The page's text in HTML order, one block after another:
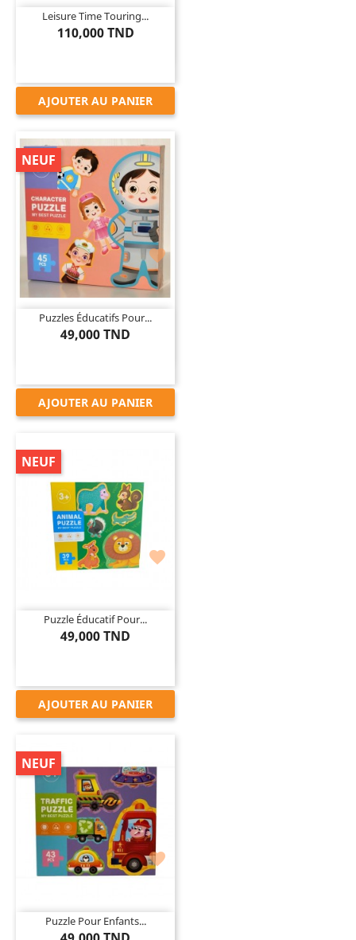
Leisure Time Touring...
110,000 TND
AJOUTER AU PANIER

Puzzles Éducatifs Pour...
49,000 TND
NEUF
AJOUTER AU PANIER

Puzzle Éducatif Pour...
49,000 TND
NEUF
AJOUTER AU PANIER

Puzzle Pour Enfants...
NEUF